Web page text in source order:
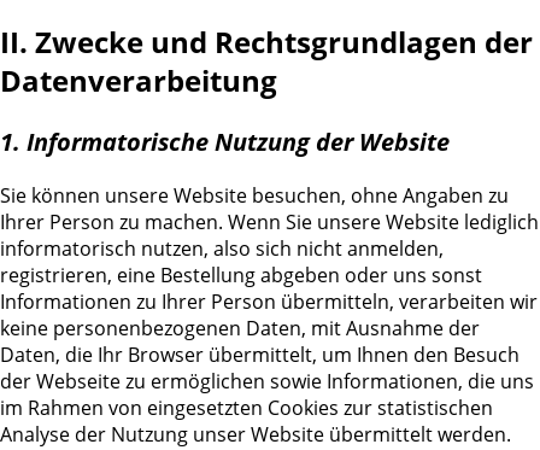
II. Zwecke und Rechtsgrundlagen der
Datenverarbeitung
1. Informatorische Nutzung der Website
Sie können unsere Website besuchen, ohne Angaben zu
Ihrer Person zu machen. Wenn Sie unsere Website lediglich
informatorisch nutzen, also sich nicht anmelden,
registrieren, eine Bestellung abgeben oder uns sonst
Informationen zu Ihrer Person übermitteln, verarbeiten wir
keine personenbezogenen Daten, mit Ausnahme der
Daten, die Ihr Browser übermittelt, um Ihnen den Besuch
der Webseite zu ermöglichen sowie Informationen, die uns
im Rahmen von eingesetzten Cookies zur statistischen
Analyse der Nutzung unser Website übermittelt werden.